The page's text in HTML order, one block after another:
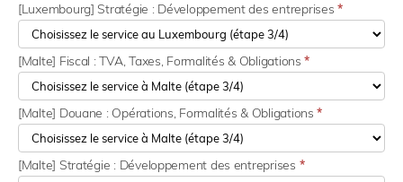
[Luxembourg] Stratégie : Développement des entreprises*
[Malte] Fiscal : TVA, Taxes, Formalités & Obligations*
[Malte] Douane : Opérations, Formalités & Obligations*
[Malte] Stratégie : Développement des entreprises *